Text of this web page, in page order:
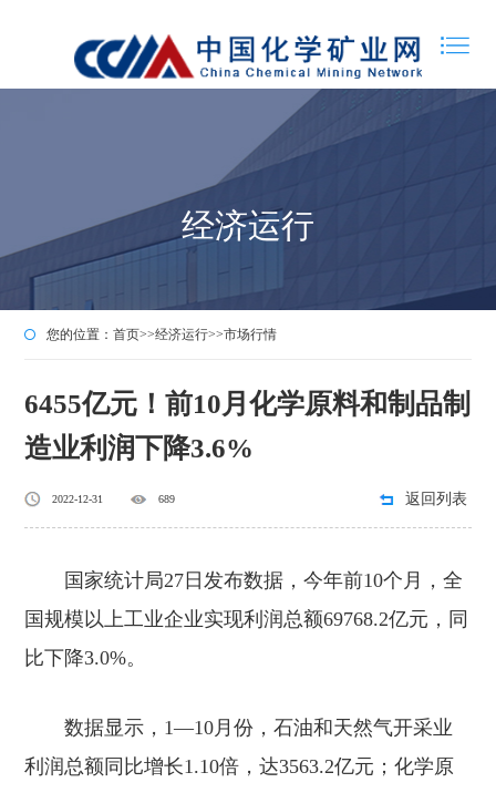
经济运行
您的位置：首页>>经济运行>>市场行情
6455亿元！前10月化学原料和制品制
造业利润下降3.6%
2022-12-31 689 返回列表
国家统计局27 日发布数据，今年前10个月，全
国规模以上工业企业实现利润总额69768.2亿元，同
比下降3.0%。
数据显示， 1—10月份，石油和天然气开采业
利润总额同比增长1.10倍，达3563.2亿元；化学原